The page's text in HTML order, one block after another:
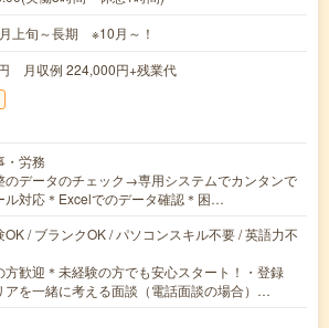
上旬～長期 ※10月～！
月収例 224,000円+残業代
・労務
のデータのチェック→専用システムでカンタンで
ル対応＊Excelでのデータ確認＊困…
OK / ブランクOK / パソコンスキル不要 / 英語力不
方歓迎＊未経験の方でも安心スタート！・登録
アを一緒に考える面談（電話面談の場合）…